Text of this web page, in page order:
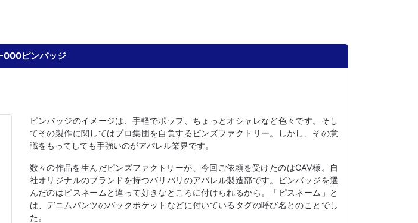
000ピンバッジ
ピンバッジのイメージは、手軽でポップ、ちょっとオシャレなど色々です。そし
てその製作に関してはプロ集団を自負するピンズファクトリー。しかし、その意
識をもってしても手強いのがアパレル業界です。
数々の作品を生んだピンズファクトリーが、今回ご依頼を受けたのはCAV様。自
社オリジナルのブランドを持つバリバリのアパレル製造部です。ピンバッジを選
んだのはピスネームと違って好きなところに付けられるから。「ピスネーム」と
は、デニムパンツのバックポケットなどに付いているタグの呼び名とのことでし
た。